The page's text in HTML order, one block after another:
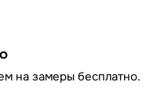
на замеры бесплатно.